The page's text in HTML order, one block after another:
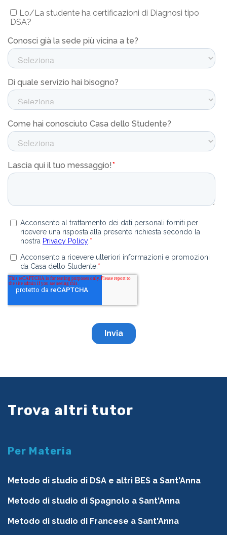
Trova altri tutor
Per Materia
Metodo di studio di DSA e altri BES a Sant'Anna
Metodo di studio di Spagnolo a Sant'Anna
Metodo di studio di Francese a Sant'Anna